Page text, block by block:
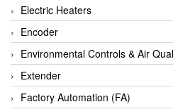
Antico pumps
Anybus/ HMS
AOBEN
Apex Dynamics Vietnam
Apex Dynamics Vietnam
Electric Heaters
Encoder
Environmental Controls & Air
Extender
Factory Automation (FA)